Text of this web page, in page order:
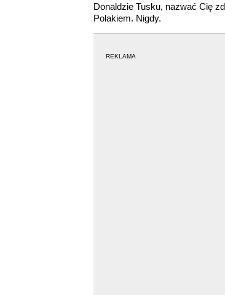
Donaldzie Tusku, nazwać Cię
Polakiem. Nigdy.
REKLAMA